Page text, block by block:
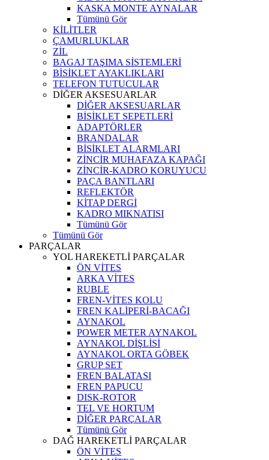
KASKA MONTE AYNALAR
Tümünü Gör
KİLİTLER
ÇAMURLUKLAR
ZİL
BAGAJ TAŞIMA SİSTEMLERİ
BİSİKLET AYAKLIKLARI
TELEFON TUTUCULAR
DİĞER AKSESUARLAR
DİĞER AKSESUARLAR
BİSİKLET SEPETLERİ
ADAPTÖRLER
BRANDALAR
BİSİKLET ALARMLARI
ZİNCİR MUHAFAZA KAPAĞI
ZİNCİR-KADRO KORUYUCU
PAÇA BANTLARI
REFLEKTÖR
KİTAP DERGİ
KADRO MIKNATISI
Tümünü Gör
Tümünü Gör
PARÇALAR
YOL HAREKETLİ PARÇALAR
ÖN VİTES
ARKA VİTES
RUBLE
FREN-VİTES KOLU
FREN KALİPERİ-BACAĞI
AYNAKOL
POWER METER AYNAKOL
AYNAKOL DİŞLİSİ
AYNAKOL ORTA GÖBEK
GRUP SET
FREN BALATASI
FREN PAPUCU
DISK-ROTOR
TEL VE HORTUM
DİĞER PARÇALAR
Tümünü Gör
DAĞ HAREKETLİ PARÇALAR
ÖN VİTES